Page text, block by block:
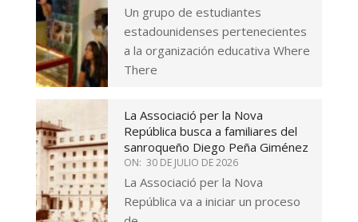
Un grupo de estudiantes
estadounidenses pertenecientes
a la organización educativa Where
There
La Associació per la Nova
República busca a familiares del
sanroqueño Diego Peña Giménez
ON: 30 DE JULIO DE 2026
La Associació per la Nova
República va a iniciar un proceso